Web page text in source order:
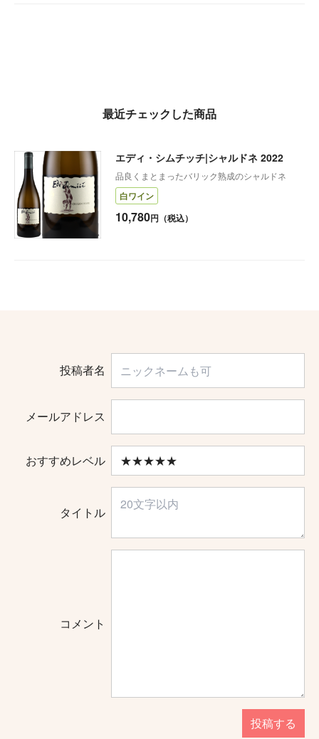
最近チェックした商品
エディ・シムチッチ|シャルドネ 2022
品良くまとまったバリック熟成のシャルドネ
白ワイン
10,780円（税込）
投稿者名
メールアドレス
おすすめレベル
タイトル
コメント
投稿する